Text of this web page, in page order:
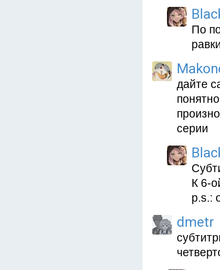
По
дайте
серии
К 6-
p.s.:
dmetr